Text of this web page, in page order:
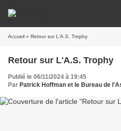
Accueil » Retour sur L'A.S. Trophy
Retour sur L'A.S. Trophy
Publié le 06/11/2024 à 19:45
Par Patrick Hoffman et le Bureau de